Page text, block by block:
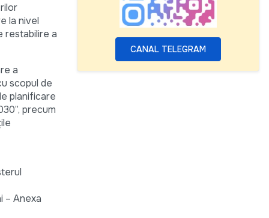
la nivel
restabilire a
a
scopul de
planificare
precum
– Anexa
CANAL TELEGRAM